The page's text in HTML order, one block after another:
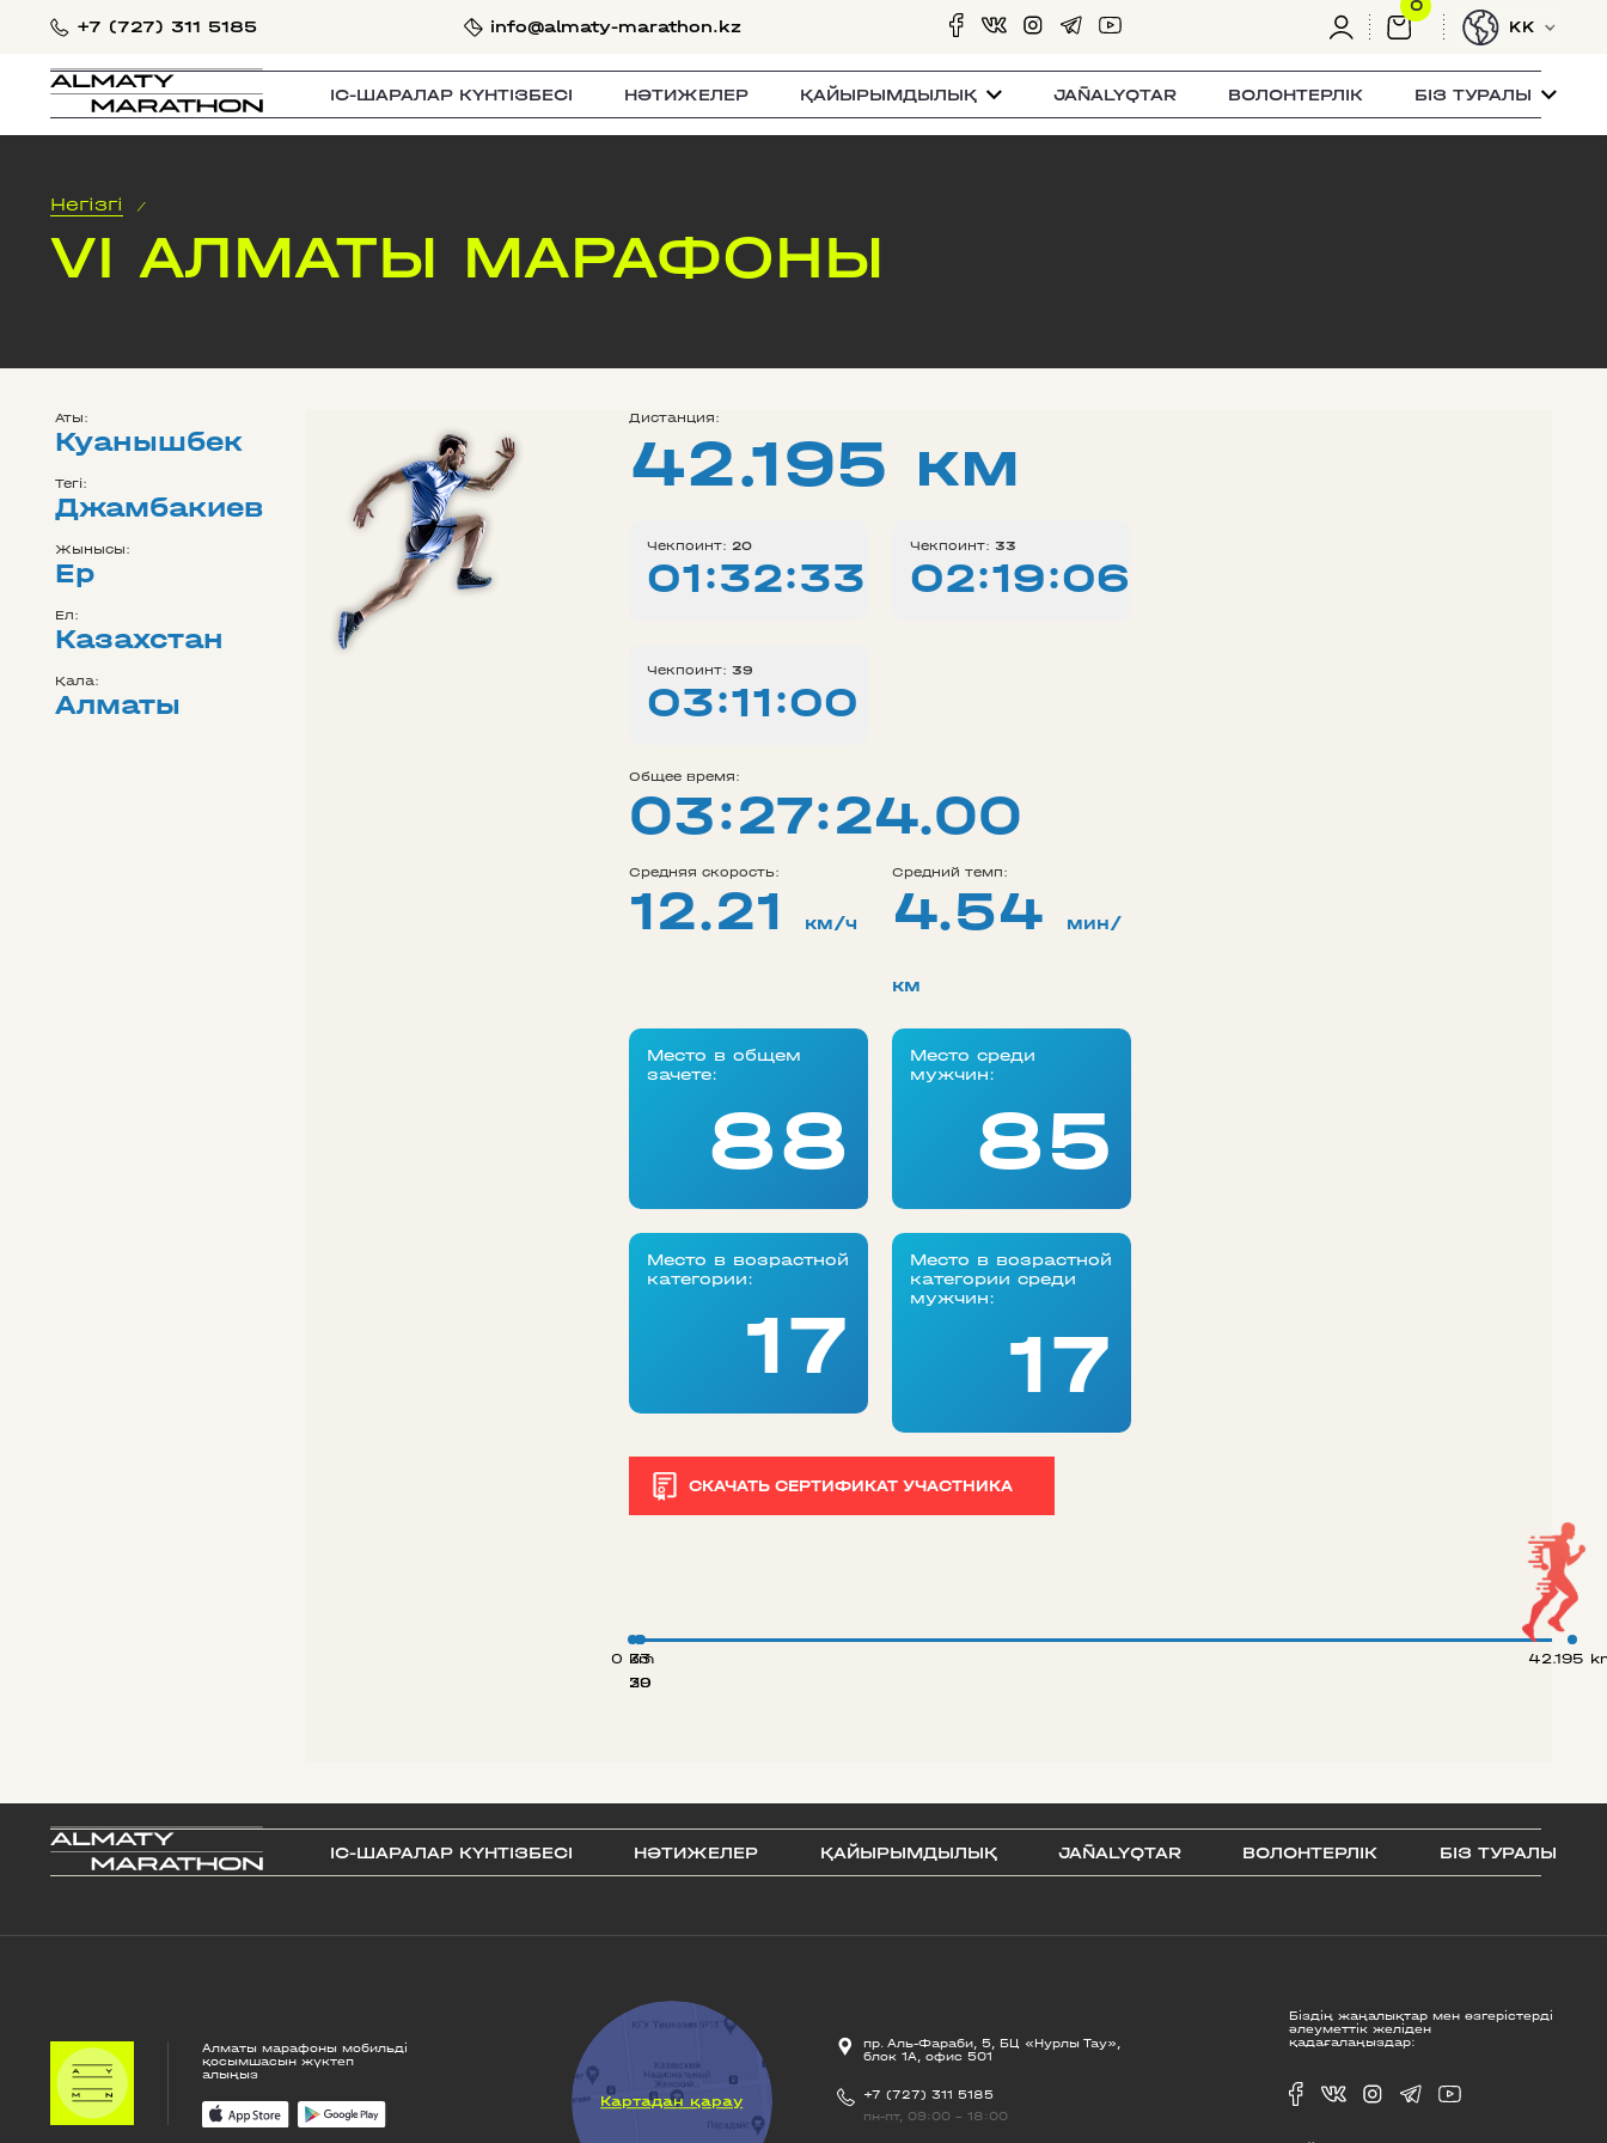
+7 (727) 311 5185 info@almaty-marathon.kz
0
KK
IС-ШАРАЛАР КҮНТІЗБЕСI НӘТИЖЕЛЕР ҚАЙЫРЫМДЫЛЫҚ JAÑALYQTAR ВОЛОНТЕРЛІК БІЗ ТУРАЛЫ
Негізгі /
VI АЛМАТЫ МАРАФОНЫ
Аты:
Куанышбек
Тегі:
Джамбакиев
Жынысы:
Ер
Ел:
Казахстан
Қала:
Алматы
Дистанция:
42.195 км
Чекпоинт: 20
01:32:33
Чекпоинт: 33
02:19:06
Чекпоинт: 39
03:11:00
Общее время:
03:27:24.00
Средняя скорость:
12.21 км/ч
Средний темп:
4.54 мин/
км
Место в общем
зачете:
88
Место среди
мужчин:
85
Место в возрастной
категории:
17
Место в возрастной
категории среди
мужчин:
17
СКАЧАТЬ СЕРТИФИКАТ УЧАСТНИКА
20
33
39
0 km 42.195
IС-ШАРАЛАР КҮНТІЗБЕСI НӘТИЖЕЛЕР ҚАЙЫРЫМДЫЛЫҚ JAÑALYQTAR ВОЛОНТЕРЛІК БІЗ ТУРАЛЫ
Алматы марафоны мобильді
қосымшасын жүктеп
алыңыз
Картадан қарау
пр. Аль-Фараби, 5, БЦ «Нурлы Тау»,
блок 1А, офис 501
+7 (727) 311 5185
пн-пт, 09:00 - 18:00
Біздің жаңалықтар мен өзгерістерді
әлеуметтік желіден
қадағалаңыздар: